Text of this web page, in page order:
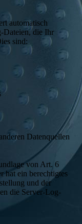
automatisch
Dateien, die Ihr
sind:
Datenquellen
von Art. 6
hat ein berechtigtes
und der
die Server-Log-